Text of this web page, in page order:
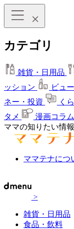
カテゴリ
雑貨・日用品
ッション
ビュ
ネー・投資
く
タメ
漫画コラム
ママの知りたい情
ママテナにつ
>
雑貨・日用品
食品・飲料